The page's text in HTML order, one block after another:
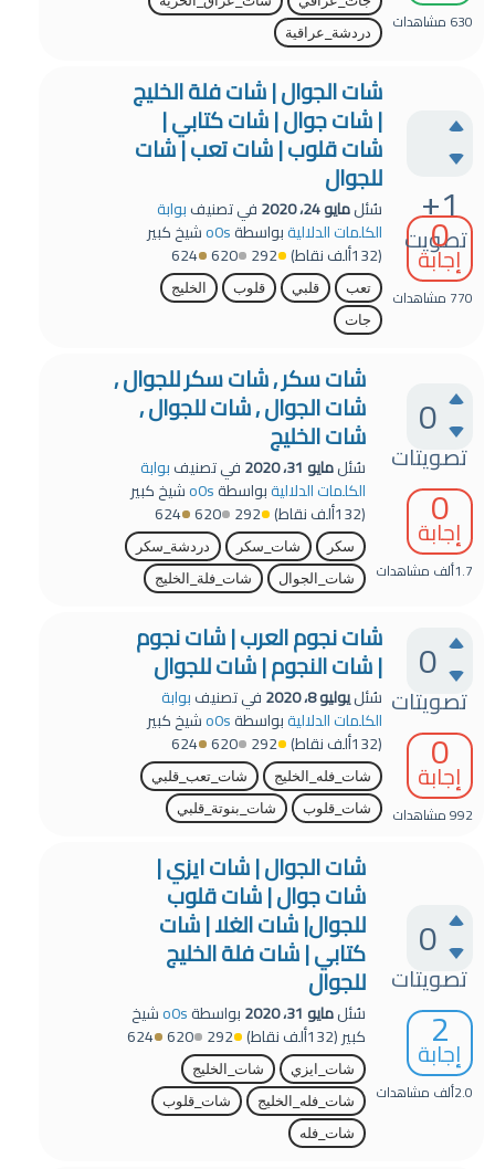
630 مشاهدات
دردشة_عراقية
+1
تصويت
0
إجابة
770 مشاهدات
شات الجوال | شات فلة الخليج
| شات جوال | شات كتابي |
شات قلوب | شات تعب | شات
للجوال
سُئلمايو 24، 2020 في تصنيفبوابة
الكلمات الدلاليةبواسطةo0sشيخ كبير
(132ألف نقاط) 292
620
624
تعب قلبي قلوب
الخليج
جات
0
تصويتات
0
إجابة
1.7ألف مشاهدات
شات سكر , شات سكر للجوال ,
شات الجوال , شات للجوال ,
شات الخليج
سُئلمايو 31، 2020 في تصنيفبوابة
الكلمات الدلاليةبواسطةo0sشيخ كبير
(132ألف نقاط) 292
620
624
سكر شات_سكر
دردشة_سكر
شات_الجوال
شات_فلة_الخليج
0
تصويتات
0
إجابة
992مشاهدات
شات نجوم العرب | شات نجوم
| شات النجوم | شات للجوال
سُئليوليو 8، 2020 في تصنيفبوابة
الكلمات الدلاليةبواسطةo0sشيخ كبير
(132ألف نقاط) 292
620
624
شات_فله_الخليج
شات_تعب_قلبي
شات_قلوب
شات_بنوتة_قلبي
0
تصويتات
2
إجابة
2.0ألف مشاهدات
شات الجوال | شات ايزي |
شات جوال | شات قلوب
للجوال| شات الغلا | شات
كتابي | شات فلة الخليج
للجوال
سُئلمايو 31، 2020 بواسطةo0sشيخ
كبير(132ألف نقاط) 292
620
624
شات_ايزي
شات_الخليج
شات_فله_الخليج
شات_قلوب
شات_فله